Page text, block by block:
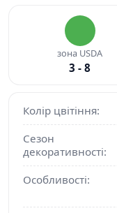
зона USDA
3 - 8
Колір цвітіння:
Сезон
декоративності:
Особливості: